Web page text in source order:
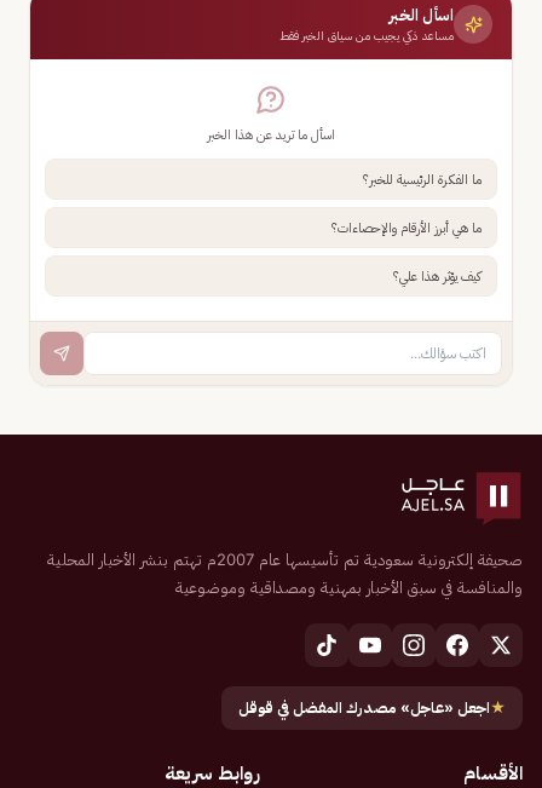
اسأل الخبر
مساعد ذكي يجيب من سياق الخبر فقط
اسأل ما تريد عن هذا الخبر
ما الفكرة الرئيسية للخبر؟
ما هي أبرز الأرقام والإحصاءات؟
كيف يؤثر هذا علي؟
صحيفة إلكترونية سعودية تم تأسيسها عام 2007م تهتم بنشر الأخبار المحلية
والمنافسة في سبق الأخبار بمهنية ومصداقية وموضوعية
★اجعل «عاجل» مصدرك المفضل في قوقل
الأقسام روابط سريعة